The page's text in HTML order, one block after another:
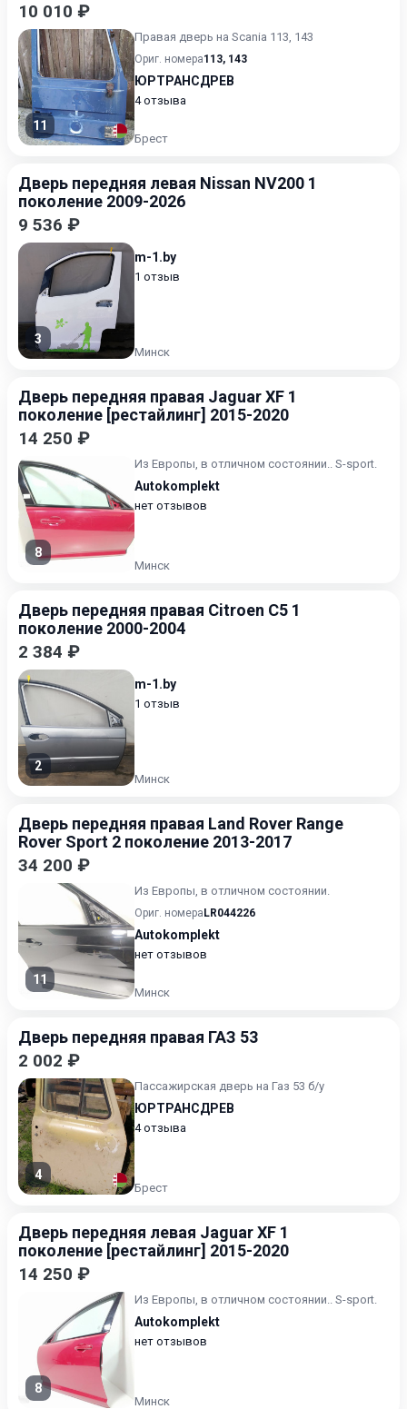
10 010 ₽
11
Правая дверь на Scania 113, 143
Ориг. номера113, 143
ЮРТРАНСДРЕВ
4 отзыва
Брест
Дверь передняя левая Nissan NV200 1
поколение 2009-2026
9 536 ₽
3
m-1.by
1 отзыв
Минск
Дверь передняя правая Jaguar XF 1
поколение [рестайлинг] 2015-2020
14 250 ₽
8
Из Европы, в отличном состоянии.. S-sport.
Autokomplekt
нет отзывов
Минск
Дверь передняя правая Citroen C5 1
поколение 2000-2004
2 384 ₽
2
m-1.by
1 отзыв
Минск
Дверь передняя правая Land Rover Range
Rover Sport 2 поколение 2013-2017
34 200 ₽
11
Из Европы, в отличном состоянии.
Ориг. номера LR044226
Autokomplekt
нет отзывов
Минск
Дверь передняя правая ГАЗ 53
2 002 ₽
4
Пассажирская дверь на Газ 53 б/у
ЮРТРАНСДРЕВ
4 отзыва
Брест
Дверь передняя левая Jaguar XF 1
поколение [рестайлинг] 2015-2020
14 250 ₽
8
Из Европы, в отличном состоянии.. S-sport.
Autokomplekt
нет отзывов
Минск